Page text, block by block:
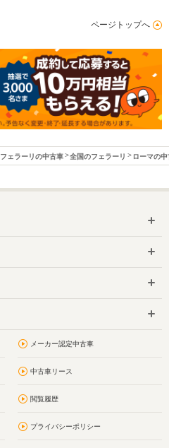
ページトップへ
フェラーリの中古車 全国のフェラーリ ローマの
メーカー認定中古車
中古車リース
閲覧履歴
プライバシーポリシー